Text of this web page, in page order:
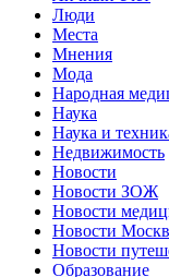
Люди
Места
Мнения
Мода
Народная
Наука
Наука и
Недвижимость
Новости
Новости ЗОЖ
Новости
Новости
Новости
Образование